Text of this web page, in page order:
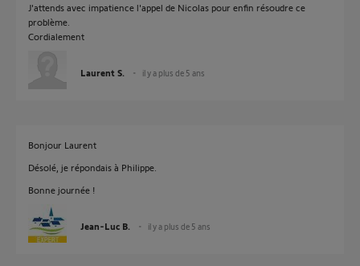
J'attends avec impatience l'appel de Nicolas pour enfin résoudre ce
problème.
Cordialement
Laurent S. il y a plus de 5 ans
Bonjour Laurent
Désolé, je répondais à Philippe.
Bonne journée !
Jean-Luc B. il y a plus de 5 ans